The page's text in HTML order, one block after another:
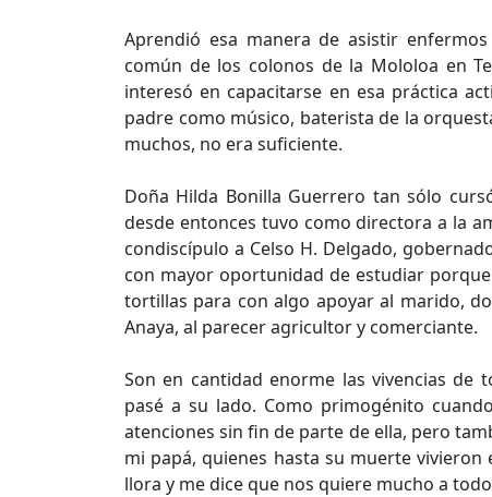
Aprendió esa manera de asistir
común de los colonos de la Mololoa en
interesó en capacitarse en esa práctica
padre como músico, baterista de la
muchos, no era suficiente.
Doña Hilda Bonilla Guerrero tan sólo
desde entonces tuvo como directora a la
condiscípulo a Celso H. Delgado,
con mayor oportunidad de estudiar
tortillas para con algo apoyar al marido,
Anaya, al parecer agricultor y comerciante.
Son en cantidad enorme las vivencias de
pasé a su lado. Como primogénito
atenciones sin fin de parte de ella, pero
mi papá, quienes hasta su muerte vivieron
llora y me dice que nos quiere mucho a